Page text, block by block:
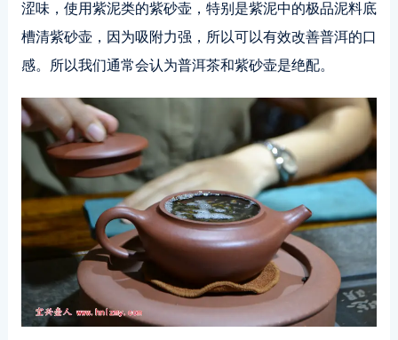
涩味，使用紫泥类的紫砂壶，特别是紫泥中的极品泥料底
槽清紫砂壶，因为吸附力强，所以可以有效改善普洱的口
感。所以我们通常会认为普洱茶和紫砂壶是绝配。